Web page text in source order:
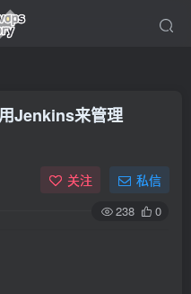
Jenkins来管理
关注 私信
238 0